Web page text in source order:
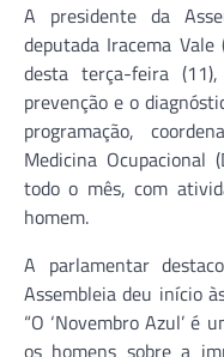
A presidente da
deputada Iracema
desta terça-feira
prevenção e o
programação,
Medicina Ocupacional
todo o mês, com
homem.
A parlamentar
Assembleia deu início
“O ‘Novembro Azul’ é
os homens sobre a